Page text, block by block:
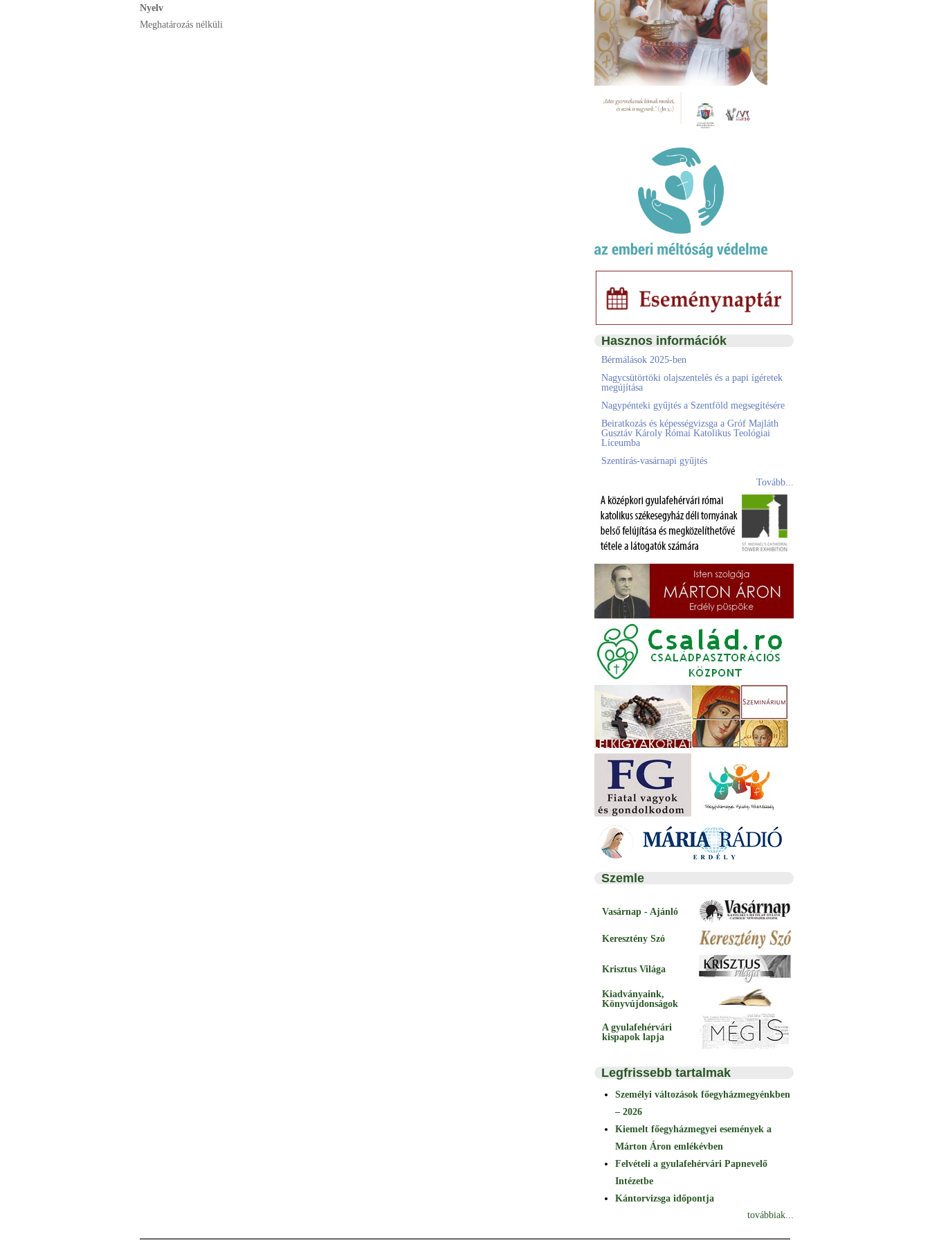
Nyelv
Meghatározás nélküli
Hasznos információk
Bérmálások 2025-ben
Nagycsütörtöki olajszentelés és a papi ígéretek
megújítása
Nagypénteki gyűjtés a Szentföld megsegítésére
Beiratkozás és képességvizsga a Gróf Majláth
Gusztáv Károly Római Katolikus Teológiai
Líceumba
Szentírás-vasárnapi gyűjtés
Tovább...
Szemle
Vasárnap - Ajánló
Keresztény Szó
Krisztus Világa
Kiadványaink,
Könyvújdonságok
A gyulafehérvári
kispapok lapja
Legfrissebb tartalmak
Személyi változások főegyházmegyénkben
– 2026
Kiemelt főegyházmegyei események a
Márton Áron emlékévben
Felvételi a gyulafehérvári Papnevelő
Intézetbe
Kántorvizsga időpontja
továbbiak...